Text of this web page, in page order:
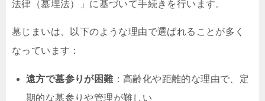
法律（墓埋法）」に基づいて手続きを行います。
墓じまいは、以下のような理由で選ばれることが多く
なっています：
遠方で墓参りが困難：高齢化や距離的な理由で、定
期的な墓参りや管理が難しい